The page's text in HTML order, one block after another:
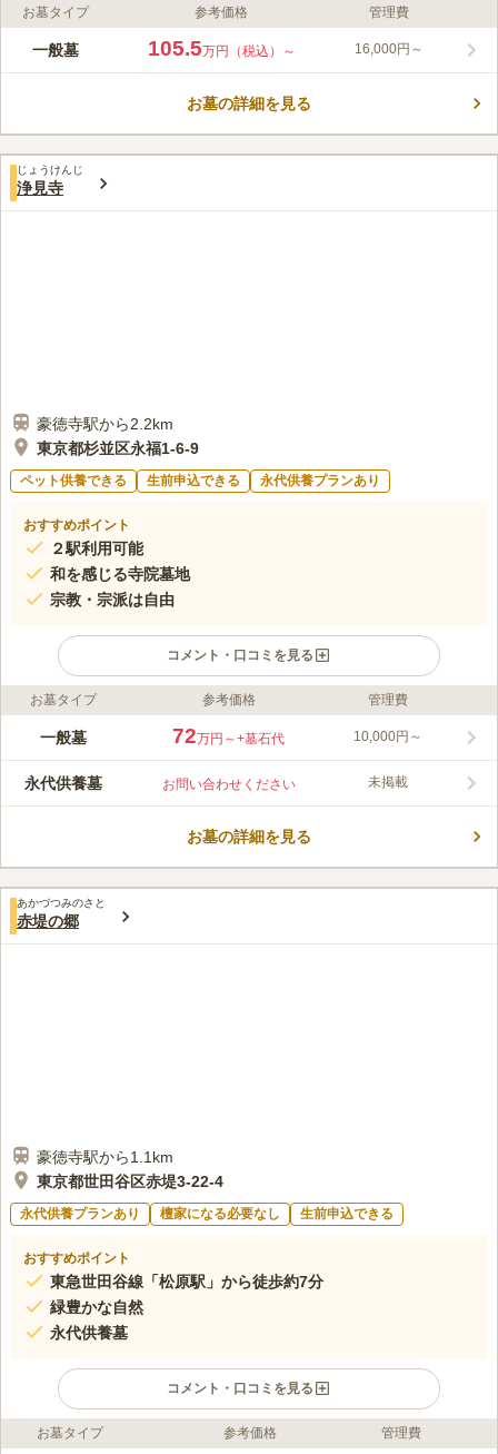
ライフドット編集部のコメント
妙楽寺は、京王線下高井戸駅から徒歩2分の住宅街にある日蓮宗
ありお好みでお選び頂けます。駐車場も完備されています。妙楽
口コミ評価
みんなの評価
お墓タイプ 参考価格 管理費
一般墓 105.5万円（税込）～ 16,000円～
お墓の詳細を見る
じょうけんじ
浄見寺
豪徳寺駅から2.2km
東京都杉並区永福1-6-9
ペット供養できる 生前申込できる 永代供養プランあり
おすすめポイント
２駅利用可能
和を感じる寺院墓地
宗教・宗派は自由
コメント・口コミを見る
ライフドット編集部のコメント
世田谷区にある由緒ある寺院墓地です。日本ならではの和を感じ
良さを演出しています。また、桜の木を植えており春には桜満開
の景色を楽しむ事ができます。参道は平坦になっており、安心し
旨・宗派は不問となっています。
みんなの評価
5.0 口コミ1件
40代男性
近くにひまわり公園、よろずや旅館がある。少し歩けば、西友や
コンビニのファミリーマートがあるため、便利な立地と言える。
お墓タイプ 参考価格 管理費
一般墓 72万円～+墓石代 10,000円～
永代供養墓 お問い合わせください 未掲載
お墓の詳細を見る
あかづつみのさと
赤堤の郷
豪徳寺駅から1.1km
東京都世田谷区赤堤3-22-4
永代供養プランあり 檀家になる必要なし 生前申込できる
おすすめポイント
東急世田谷線「松原駅」から徒歩約7分
緑豊かな自然
永代供養墓
コメント・口コミを見る
ライフドット編集部のコメント
お墓タイプ 参考価格 管理費